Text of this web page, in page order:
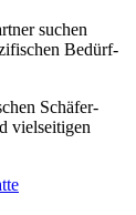
suchen
Bedürf­
Schä­fer­
viel­sei­ti­gen